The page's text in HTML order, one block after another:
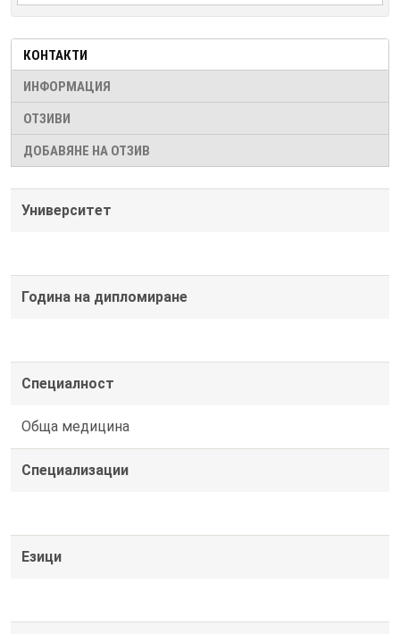
КОНТАКТИ
ИНФОРМАЦИЯ
ОТЗИВИ
ДОБАВЯНЕ НА ОТЗИВ
Университет
Година на дипломиране
Специалност
Обща медицина
Специализации
Езици